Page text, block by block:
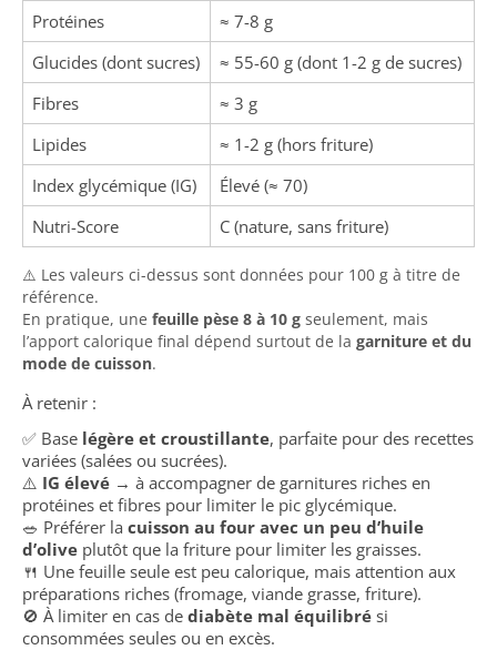
Protéines
≈ 7-8 g
Glucides (dont sucres)
≈ 55-60 g (dont 1-2 g de sucres)
Fibres
≈ 3 g
Lipides
≈ 1-2 g (hors friture)
Index glycémique (IG)
Élevé (≈ 70)
Nutri-Score
C (nature, sans friture)
⚠️ Les valeurs ci-dessus sont données pour 100 g à titre de
référence.
En pratique, une feuille pèse 8 à 10 g seulement, mais
l’apport calorique final dépend surtout de la garniture et du
mode de cuisson.
À retenir :
✅ Base légère et croustillante, parfaite pour des recettes
variées (salées ou sucrées).
⚠️ IG élevé → à accompagner de garnitures riches en
protéines et fibres pour limiter le pic glycémique.
🥗 Préférer la cuisson au four avec un peu d’huile
d’olive plutôt que la friture pour limiter les graisses.
🍴 Une feuille seule est peu calorique, mais attention aux
préparations riches (fromage, viande grasse, friture).
🚫 À limiter en cas de diabète mal équilibré si
consommées seules ou en excès.